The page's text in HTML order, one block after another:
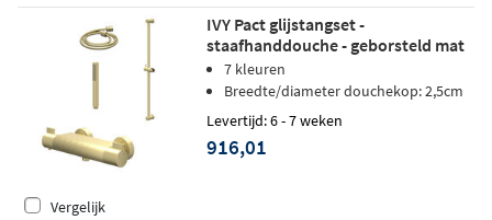
IVY Pact glijstangset -
staafhanddouche - geborsteld mat
goud PVD
7 kleuren
Breedte/diameter douchekop: 2,5cm
Levertijd: 6 - 7 weken
916,01
Vergelijk